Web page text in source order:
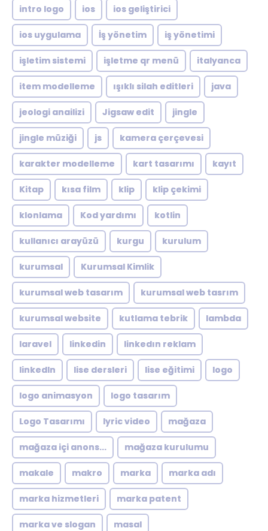
intro logo ios ios geliştirici
ios uygulama İş yönetim iş yönetimi
işletim sistemi işletme qr menü italyanca
item modelleme ışıklı silah editleri java
jeologi anailizi Jigsaw edit jingle
jingle müziği js kamera çerçevesi
karakter modelleme kart tasarımı kayıt
Kitap kısa film klip klip çekimi
klonlama Kod yardımı kotlin
kullanıcı arayüzü kurgu kurulum
kurumsal Kurumsal Kimlik
kurumsal web tasarım kurumsal web tasrım
kurumsal website kutlama tebrik lambda
laravel linkedin linkedın reklam
linkedln lise dersleri lise eğitimi logo
logo animasyon logo tasarım
Logo Tasarımı lyric video mağaza
mağaza içi anons... mağaza kurulumu
makale makro marka marka adı
marka hizmetleri marka patent
marka ve slogan masal